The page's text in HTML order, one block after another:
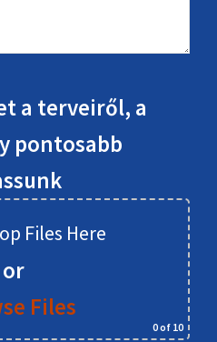
a terveiről, a
pontosabb
Files Here
or
Files
0of 10